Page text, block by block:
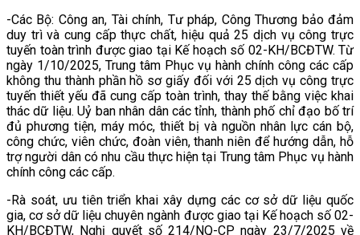
-Các Bộ: Công an, Tài chính, Tư pháp, Công Thương bảo đảm
duy trì và cung cấp thực chất, hiệu quả 25 dịch vụ công trực
tuyến toàn trình được giao tại Kế hoạch số 02-KH/BCĐTW. Từ
ngày 1/10/2025, Trung tâm Phục vụ hành chính công các cấp
không thu thành phần hồ sơ giấy đối với 25 dịch vụ công trực
tuyến thiết yếu đã cung cấp toàn trình, thay thế bằng việc khai
thác dữ liệu. Uỷ ban nhân dân các tỉnh, thành phố chỉ đạo bố trí
đủ phương tiện, máy móc, thiết bị và nguồn nhân lực cán bộ,
công chức, viên chức, đoàn viên, thanh niên để hướng dẫn, hỗ
trợ người dân có nhu cầu thực hiện tại Trung tâm Phục vụ hành
chính công các cấp.
-Rà soát, ưu tiên triển khai xây dựng các cơ sở dữ liệu quốc
gia, cơ sở dữ liệu chuyên ngành được giao tại Kế hoạch số 02-
KH/BCĐTW, Nghị quyết số 214/NQ-CP ngày 23/7/2025 về